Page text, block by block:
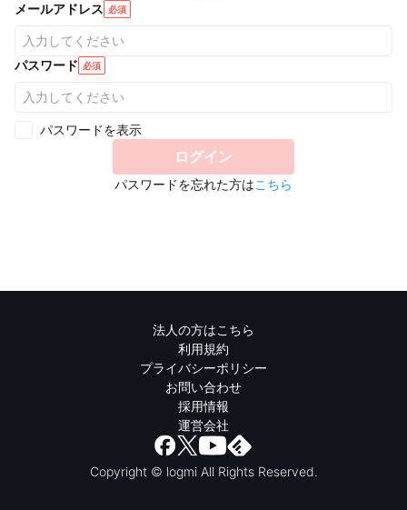
メールアドレス 必須
パスワード 必須
パスワードを表示
ログイン
パスワードを忘れた方はこちら
法人の方はこちら
利用規約
プライバシーポリシー
お問い合わせ
採用情報
運営会社
Copyright © logmi All Rights Reserved.